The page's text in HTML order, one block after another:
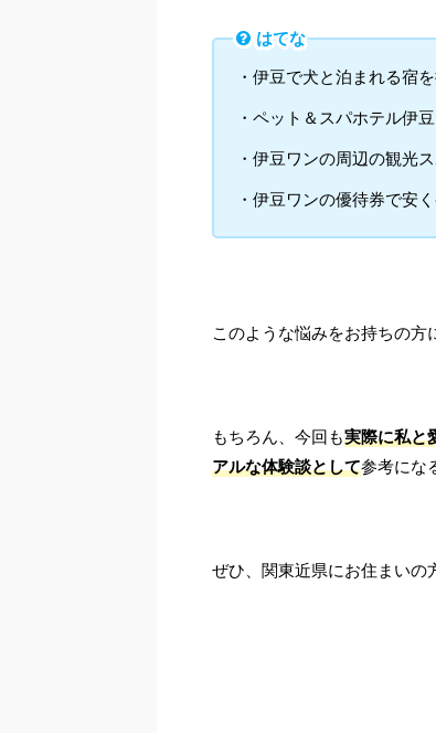
はてな
・伊豆で犬と泊まれる宿
・ペット＆スパホテル伊
・伊豆ワンの周辺の観光
・伊豆ワンの優待券で安
このような悩みをお持ちの方
もちろん、今回も実際に私と
アルな体験談として参考にな
ぜひ、関東近県にお住まいの